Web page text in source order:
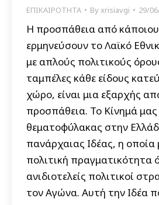
ΕΠΙΚΑΙΡΟΤΗΤΑ Byxrisiavgi 29/
Η προσπάθεια από
ερμηνεύσουν το Λαϊκό
με απλούς πολιτικούς
ταμπέλες κάθε είδους
χώρο, είναι μια εξαρχής
προσπάθεια. Το Κίνημά μας
θεματοφύλακας στην
πανάρχαιας Ιδέας, η οποία
πολιτική πραγματικότητα
ανιδιοτελείς πολιτικοί
τον Αγώνα. Αυτή την Ιδέα